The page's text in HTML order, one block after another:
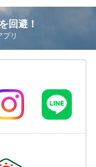
回避！
リ